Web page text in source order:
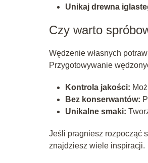
Unikaj drewna
Czy warto
Wędzenie własnych
Przygotowywanie
Kontrola jakości:
Bez konserwantów:
Unikalne smaki:
Jeśli pragniesz rozpocząć
znajdziesz wiele inspiracji.